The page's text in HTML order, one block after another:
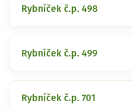
Rybníček č.p. 498
Rybníček č.p. 499
Rybníček č.p. 701